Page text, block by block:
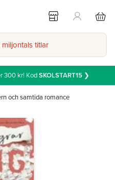
titlar
300 kr! KodSKOLSTART15 ❯
och samtida romance